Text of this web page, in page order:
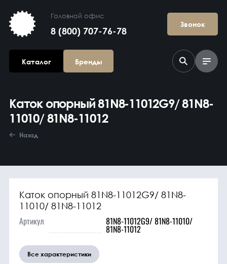
Головной офис
8 (800) 707-76-78
Звонок
Каталог Бренды
Агрегаты в
сборе
Гидравлика и
трансмиссия
Каток опорный 81N8-11012G9/ 81N8-
11010/ 81N8-11012
Назад
Каток опорный 81N8-11012G9/ 81N8-
11010/ 81N8-11012
Артикул 81N8-11012G9/ 81N8-11010/
81N8-11012
Все характеристики